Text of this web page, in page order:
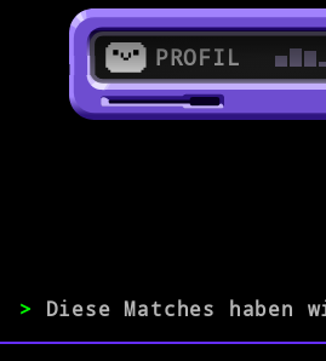
PROFIL
>
> Diese Matches